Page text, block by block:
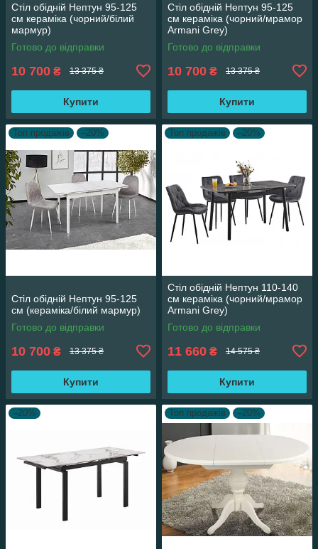
Стіл обідній Нептун 95-125
см кераміка (чорний/білий
мармур)
Готово до відправки
10 700 ₴ 13 375 ₴
Купити
Стіл обідній Нептун 95-125
см кераміка (чорний/мрамор
Armani Grey)
Готово до відправки
10 700 ₴ 13 375 ₴
Купити
Топ продажів –20%
Стіл обідній Нептун 95-125
см (кераміка/білий мармур)
Готово до відправки
10 700 ₴ 13 375 ₴
Купити
Топ продажів –20%
Стіл обідній Нептун 110-140
см кераміка (чорний/мрамор
Armani Grey)
Готово до відправки
11 660 ₴ 14 575 ₴
Купити
–20% Топ продажів –20%